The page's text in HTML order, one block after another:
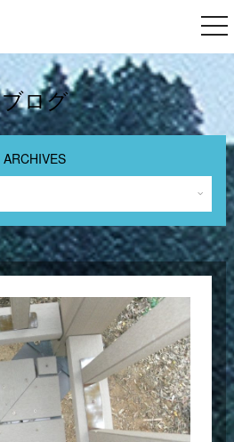
ブログ
ARCHIVES